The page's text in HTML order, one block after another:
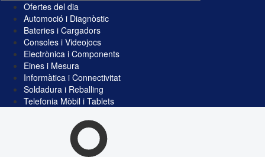
Ofertes del dia
Automoció i Diagnòstic
Bateries i Cargadors
Consoles i Videojocs
Electrònica i Components
Eines i Mesura
Informàtica i Connectivitat
Soldadura i Reballing
Telefonia Mòbil i Tablets